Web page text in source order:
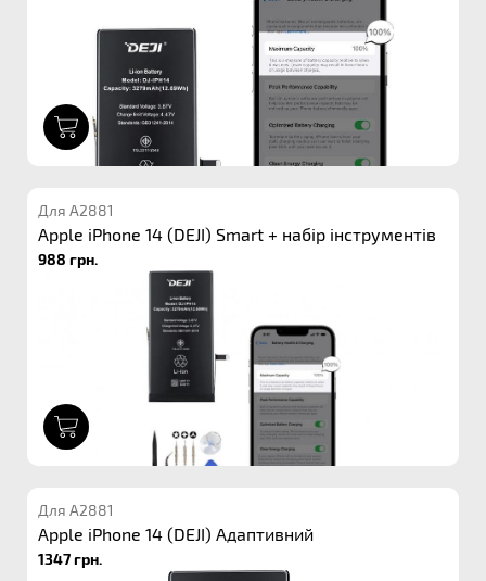
Для A2881
Apple iPhone 14 (DEJI) Smart + набір інструментів
988 грн.
Для A2881
Apple iPhone 14 (DEJI) Адаптивний
1347 грн.